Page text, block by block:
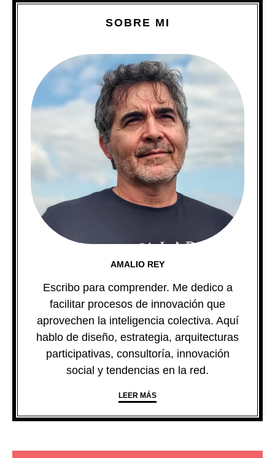
SOBRE MI
AMALIO REY
Escribo para comprender. Me dedico a
facilitar procesos de innovación que
aprovechen la inteligencia colectiva. Aquí
hablo de diseño, estrategia, arquitecturas
participativas, consultoría, innovación
social y tendencias en la red.
LEER MÁS